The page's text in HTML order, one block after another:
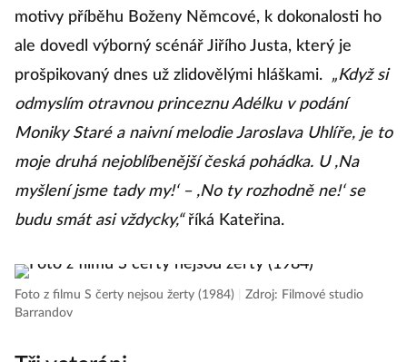
motivy příběhu Boženy Němcové, k dokonalosti ho
ale dovedl výborný scénář Jiřího Justa, který je
prošpikovaný dnes už zlidovělými hláškami.
„Když si
odmyslím otravnou princeznu Adélku v podání
Moniky Staré a naivní melodie Jaroslava Uhlíře, je to
moje druhá nejoblíbenější česká pohádka. U ,Na
myšlení jsme tady my!‘ – ,No ty rozhodně ne!‘ se
budu smát asi vždycky,“říká Kateřina.
Foto z filmu S čerty nejsou žerty (1984)
Zdroj: Filmové studio
Barrandov